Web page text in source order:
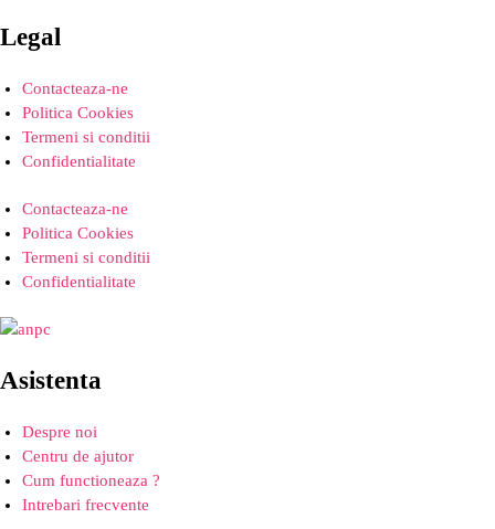
Legal
Contacteaza-ne
Politica Cookies
Termeni si conditii
Confidentialitate
Contacteaza-ne
Politica Cookies
Termeni si conditii
Confidentialitate
Asistenta
Despre noi
Centru de ajutor
Cum functioneaza ?
Intrebari frecvente